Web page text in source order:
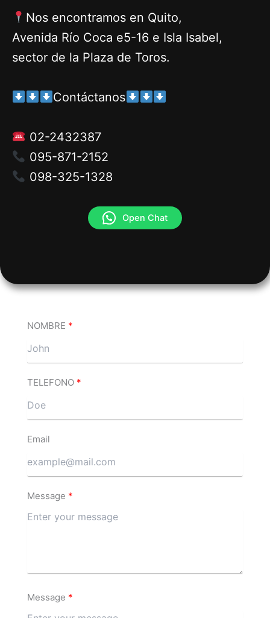
Nos encontramos en Quito,
Avenida Río Coca e5-16 e Isla Isabel,
sector de la Plaza de Toros.
Contáctanos
02-2432387
095-871-2152
098-325-1328
Open Chat
NOMBRE
TELEFONO
Email
Message
Message